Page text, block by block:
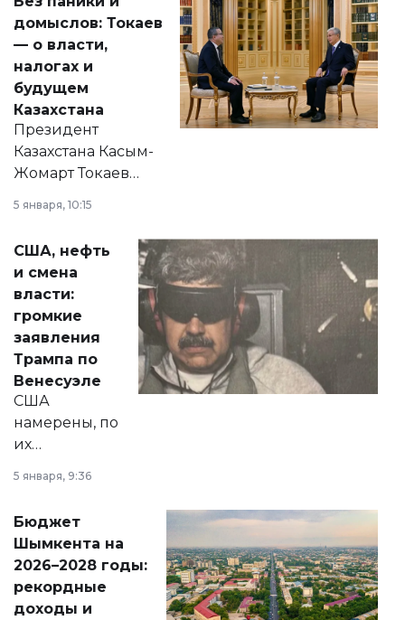
домыслов: Токаев
— о власти,
налогах и
будущем
Казахстана
Президент
Казахстана Касым-
Жомарт Токаев
сразу несколько
актуальных тем —
от слухов о
политических
реформах до
вопросов армии,
экономики и
личного здоровья.
5 января, 10:15
США, нефть
и смена
власти:
громкие
заявления
Трампа по
Венесуэле
США
намерены, по
их
принести
народу
Венесуэлы.
5 января, 9:36
Бюджет
Шымкента на
2026–2028 годы:
рекордные
доходы и